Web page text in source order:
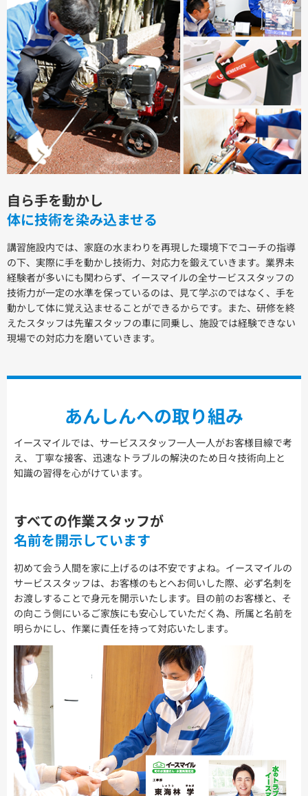
自ら手を動かし
体に技術を染み込ませる
講習施設内では、家庭の水まわりを再現した環境下でコーチの指導
の下、実際に手を動かし技術力、対応力を鍛えていきます。業界未
経験者が多いにも関わらず、イースマイルの全サービススタッフの
技術力が一定の水準を保っているのは、見て学ぶのではなく、手を
動かして体に覚え込ませることができるからです。また、研修を終
えたスタッフは先輩スタッフの車に同乗し、施設では経験できない
現場での対応力を磨いていきます。
あんしんへの取り組み
イースマイルでは、サービススタッフ一人一人がお客様目線で考
え、
丁寧な接客、迅速なトラブルの解決のため日々技術向上と
知識の習得を心がけています。
すべての作業スタッフが
名前を開示しています
初めて会う人間を家に上げるのは不安ですよね。イースマイルの
サービススタッフは、お客様のもとへお伺いした際、必ず名刺を
お渡しすることで身元を開示いたします。目の前のお客様と、そ
の向こう側にいるご家族にも安心していただく為、所属と名前を
明らかにし、作業に責任を持って対応いたします。